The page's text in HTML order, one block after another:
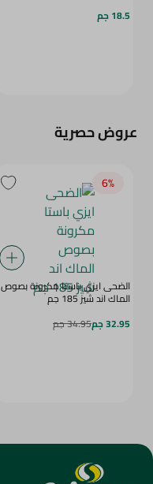
18.5 جم
عروض حصرية
6‎%‎
الضحى ايزي باستا مكرونة بصوص
الماك اند شيز 185 جم
32.95 جم
34.95 جم